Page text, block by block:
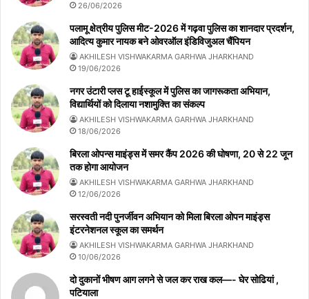
26/06/2026
पलामू क्षेत्रीय पुलिस मीट-2026 में गढ़वा पुलिस का शानदार प्रदर्शन,
आदित्य कुमार नायक बने ओवरऑल इंडिविजुअल चैंपियन
AKHILESH VISHWAKARMA GARHWA JHARKHAND
19/06/2026
नगर उंटारी प्लस टू हाईस्कूल में पुलिस का जागरूकता अभियान,
विद्यार्थियों को दिलाया नशामुक्ति का संकल्प
AKHILESH VISHWAKARMA GARHWA JHARKHAND
18/06/2026
बिरला ओपन्स माइंड्स में समर कैंप 2026 की घोषणा, 20 से 22 जून
तक होगा आयोजन
AKHILESH VISHWAKARMA GARHWA JHARKHAND
12/06/2026
सरस्वती नदी पुनर्जीवन अभियान को मिला बिरला ओपन माइंड्स
इंटरनेशनल स्कूल का समर्थन
AKHILESH VISHWAKARMA GARHWA JHARKHAND
10/06/2026
दो दुकानों भीषण आग लगने से जल कर राख कल—- घेर सोढियां ,
पटियाला